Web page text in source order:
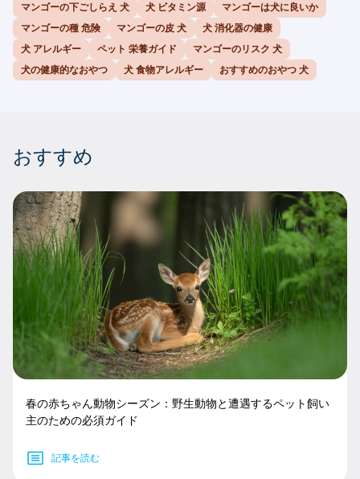
マンゴーの下ごしらえ 犬
犬 ビタミン源
マンゴーは犬に良いか
マンゴーの種 危険
マンゴーの皮 犬
犬 消化器の健康
犬 アレルギー
ペット 栄養ガイド
マンゴーのリスク 犬
犬の健康的なおやつ
犬 食物アレルギー おすすめのおやつ 犬
おすすめ
春の赤ちゃん動物シーズン：野生動物と遭遇するペット飼い
主のための必須ガイド
記事を読む